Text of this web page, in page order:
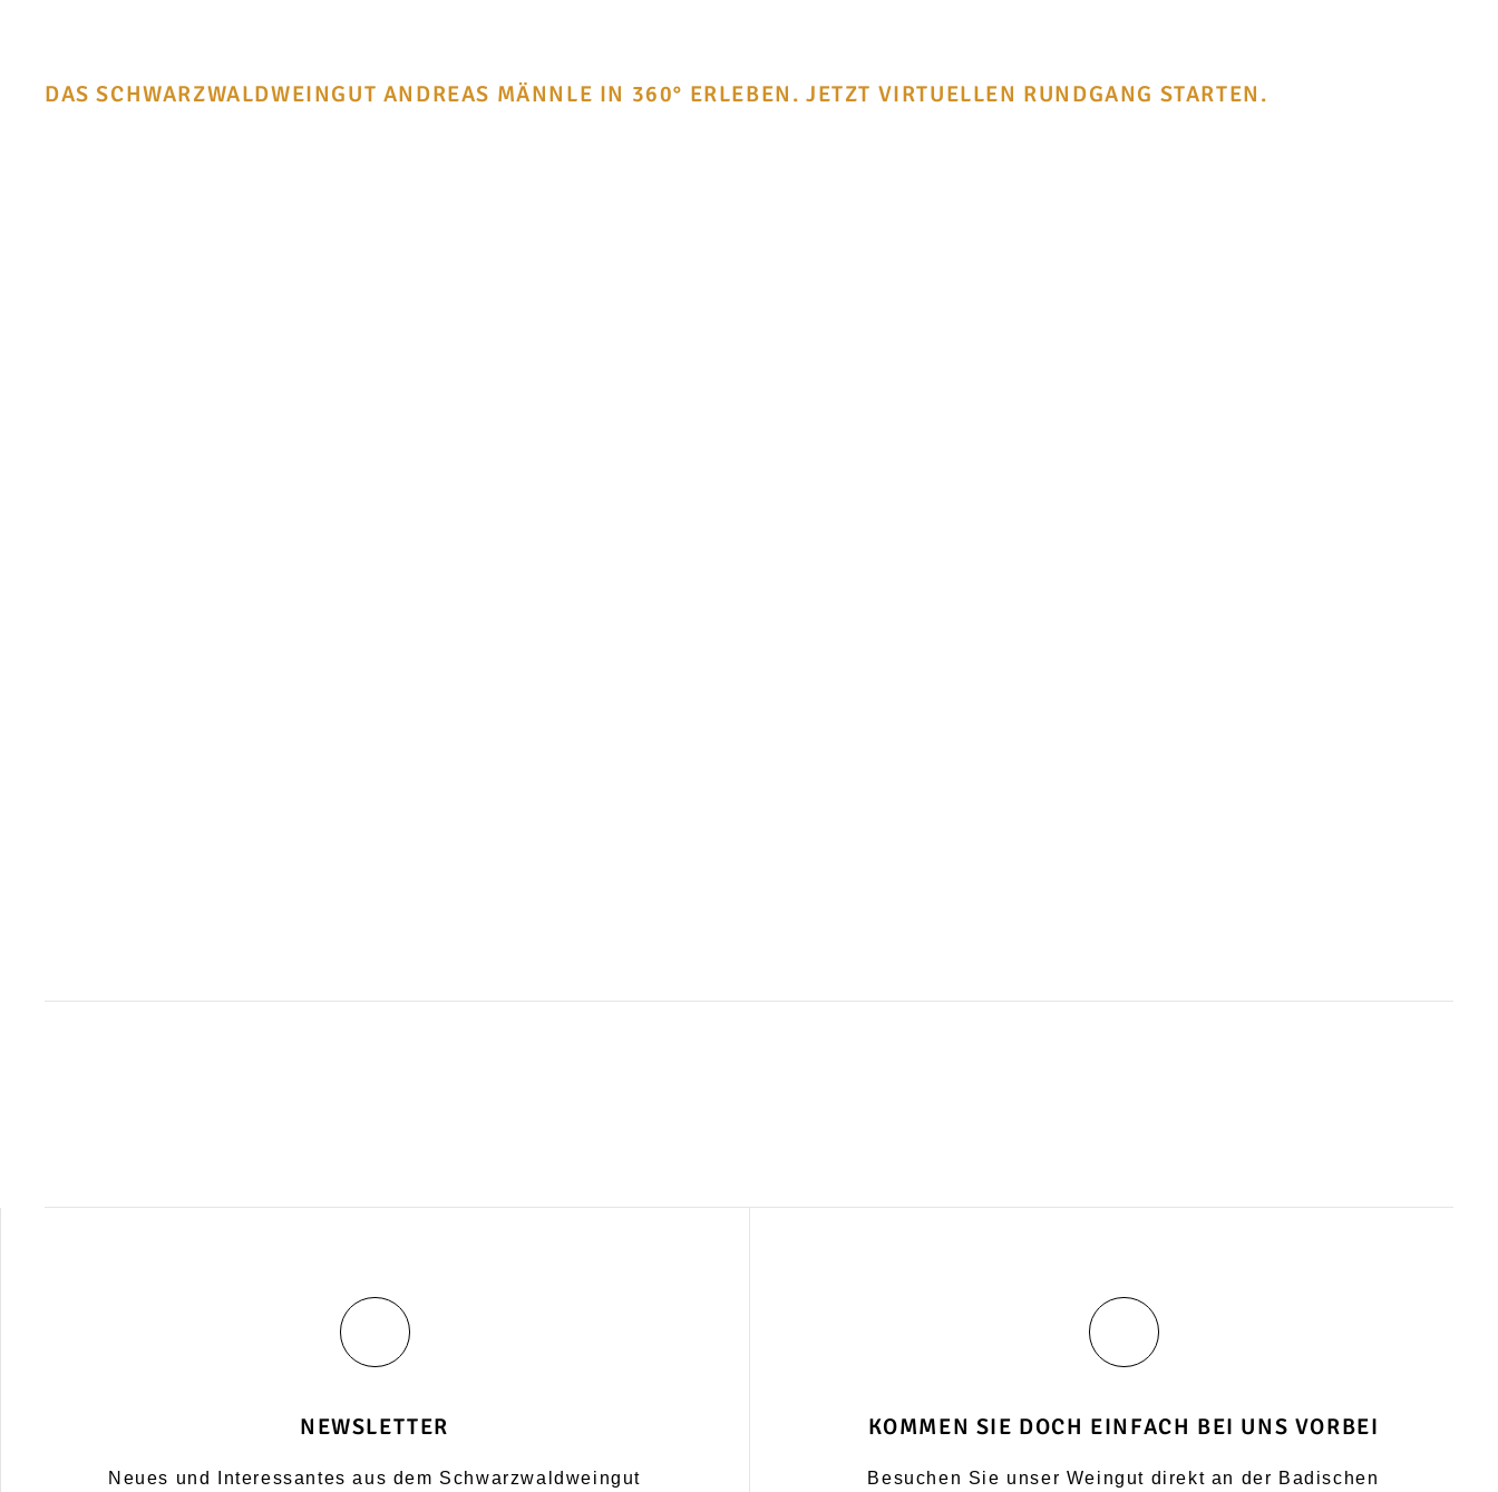
DAS SCHWARZWALDWEINGUT ANDREAS MÄNNLE IN 360° ERLEBEN. JETZT VIRTUELLEN RUNDGANG STARTEN.
NEWSLETTER
Neues und Interessantes aus dem Schwarzwaldweingut
KOMMEN SIE DOCH EINFACH BEI UNS VORBEI
Besuchen Sie unser Weingut direkt an der Badischen